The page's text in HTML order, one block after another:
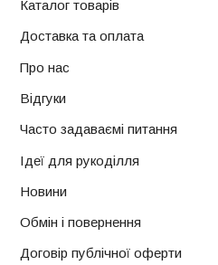
Каталог товарів
Доставка та оплата
Про нас
Відгуки
Часто задаваємі питання
Ідеї для рукоділля
Новини
Обмін і повернення
Договір публічної оферти